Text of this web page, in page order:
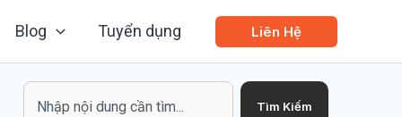
Blog Tuyển dụng Liên Hệ
Tìm Kiếm